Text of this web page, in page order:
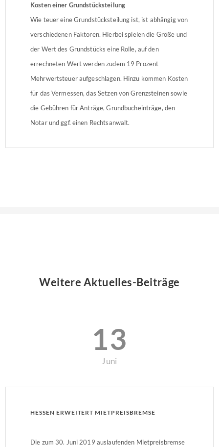
Kosten einer Grundstücksteilung
Wie teuer eine Grundstücksteilung ist, ist abhängig von
verschiedenen Faktoren. Hierbei spielen die Größe und
der Wert des Grundstücks eine Rolle, auf den
errechneten Wert werden zudem 19 Prozent
Mehrwertsteuer aufgeschlagen. Hinzu kommen Kosten
für das Vermessen, das Setzen von Grenzsteinen sowie
die Gebühren für Anträge, Grundbucheinträge, den
Notar und ggf. einen Rechtsanwalt.
Weitere Aktuelles-Beiträge
13
Juni
HESSEN ERWEITERT MIETPREISBREMSE
Die zum 30. Juni 2019 auslaufenden Mietpreisbremse